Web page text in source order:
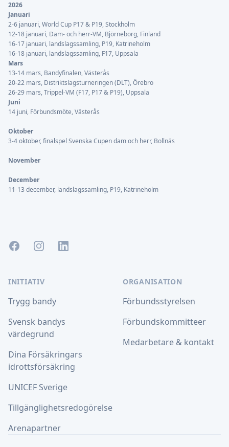
2026
Januari
2-6 januari, World Cup P17 & P19, Stockholm
12-18 januari, Dam- och herr-VM, Björneborg, Finland
16-17 januari, landslagssamling, P19, Katrineholm
16-18 januari, landslagssamling, F17, Uppsala
Mars
13-14 mars, Bandyfinalen, Västerås
20-22 mars, Distriktslagsturneringen (DLT), Örebro
26-29 mars, Trippel-VM (F17, P17 & P19), Uppsala
Juni
14 juni, Förbundsmöte, Västerås
Oktober
3-4 oktober, finalspel Svenska Cupen dam och herr, Bollnäs
November
December
11-13 december, landslagssamling, P19, Katrineholm
FacebookInstagramLinkedIn
INITIATIV
Trygg bandy
Svensk bandys
värdegrund
Dina Försäkringars
idrottsförsäkring
UNICEF Sverige
Tillgänglighetsredogörelse
Arenapartner
ORGANISATION
Förbundsstyrelsen
Förbundskommitteer
Medarbetare & kontakt